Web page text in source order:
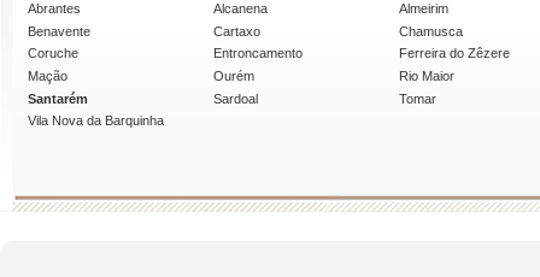
Abrantes Alcanena
Almeirim
Benavente
Cartaxo
Chamusca
Coruche
Entroncamento
Ferreira do Zêzere
Mação
Ourém
Rio Maior
Santarém
Sardoal
Tomar
Vila Nova da Barquinha